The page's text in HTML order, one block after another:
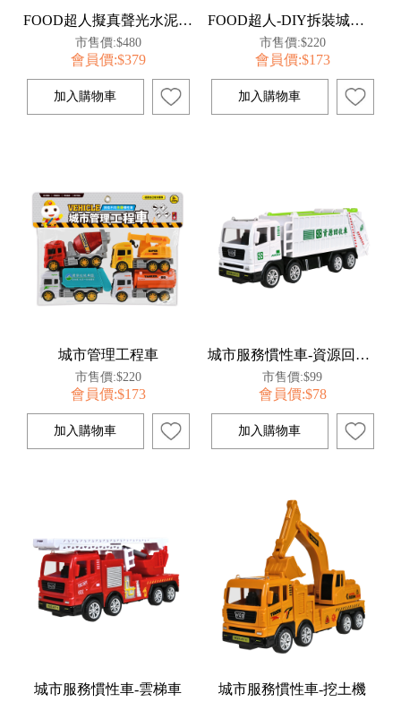
FOOD超人擬真聲光水泥攪拌車
市售價:$480
會員價:$379
FOOD超人-DIY拆裝城市車隊(DIY拆裝救援車)
市售價:$220
會員價:$173
城市管理工程車
市售價:$220
會員價:$173
城市服務慣性車-資源回收車
市售價:$99
會員價:$78
城市服務慣性車-雲梯車 城市服務慣性車-挖土機